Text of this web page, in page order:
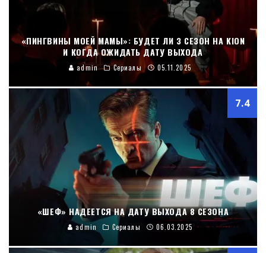
«ПИНГВИНЫ МОЕЙ МАМЫ»: БУДЕТ ЛИ 3 СЕЗОН НА KION
И КОГДА ОЖИДАТЬ ДАТУ ВЫХОДА
admin Сериалы 05.11.2025
7.4
«ШЕФ» НАДЕЕТСЯ НА ДАТУ ВЫХОДА 8 СЕЗОНА
admin Сериалы 06.03.2025